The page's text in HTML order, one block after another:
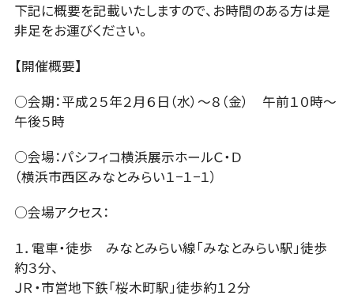
下記に概要を記載いたしますので、お時間のある方は是
非足をお運びください。
【開催概要】
○会期：平成２５年２月６日（水）〜８（金） 午前１０時〜
午後５時
○会場：パシフィコ横浜展示ホールＣ・Ｄ
（横浜市西区みなとみらい１−１−１）
○会場アクセス：
１．電車・徒歩 みなとみらい線「みなとみらい駅」徒歩
約３分、
ＪＲ・市営地下鉄「桜木町駅」徒歩約１２分